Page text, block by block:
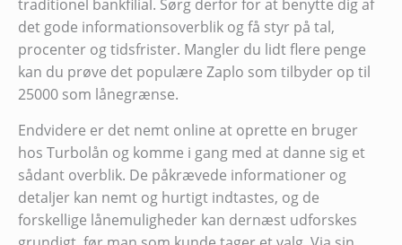
traditionel bankfilial. Sørg derfor for at benytte dig af
det gode informationsoverblik og få styr på tal,
procenter og tidsfrister. Mangler du lidt flere penge
kan du prøve det populære Zaplo som tilbyder op til
25000 som lånegrænse.
Endvidere er det nemt online at oprette en bruger
hos Turbolån og komme i gang med at danne sig et
sådant overblik. De påkrævede informationer og
detaljer kan nemt og hurtigt indtastes, og de
forskellige lånemuligheder kan dernæst udforskes